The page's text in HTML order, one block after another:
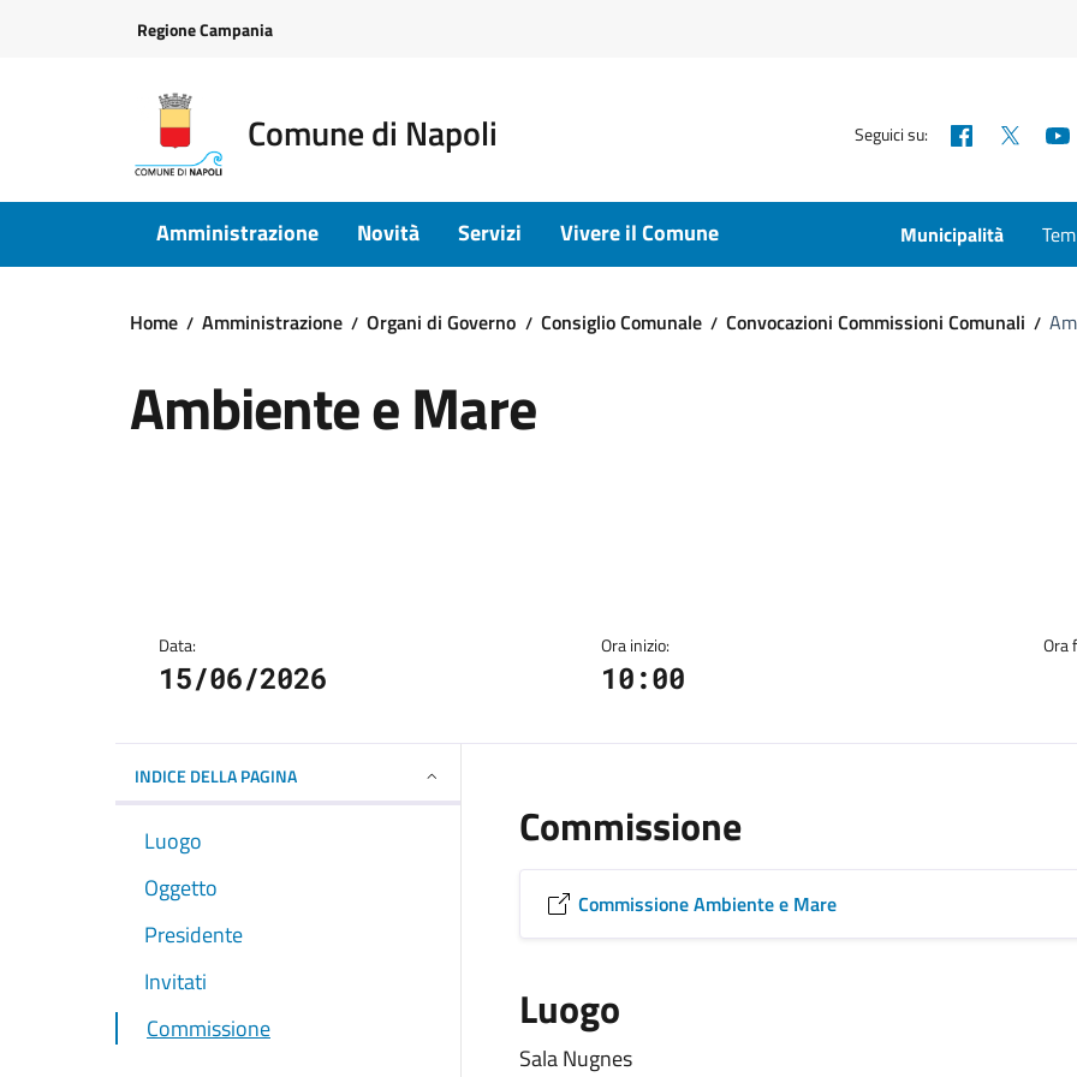
Regione Campania
Comune di Napoli Seguici su: Facebook
Amministrazione Novità Servizi Vivere il Comune Municipalità
Home Amministrazione Organi di Governo Consiglio Comunale Convocazioni Commissioni Comunali
Ambiente e Mare
Data:
15/06/2026
Ora inizio:
10:00
Ora
INDICE DELLA PAGINA
Luogo
Oggetto
Presidente
Invitati
Commissione
Commissione
Commissione Ambiente e Mare
Luogo
Sala Nugnes